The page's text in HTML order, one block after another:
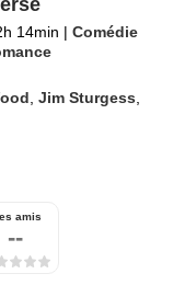
14min | Comédie
,Jim Sturgess,
amis
--